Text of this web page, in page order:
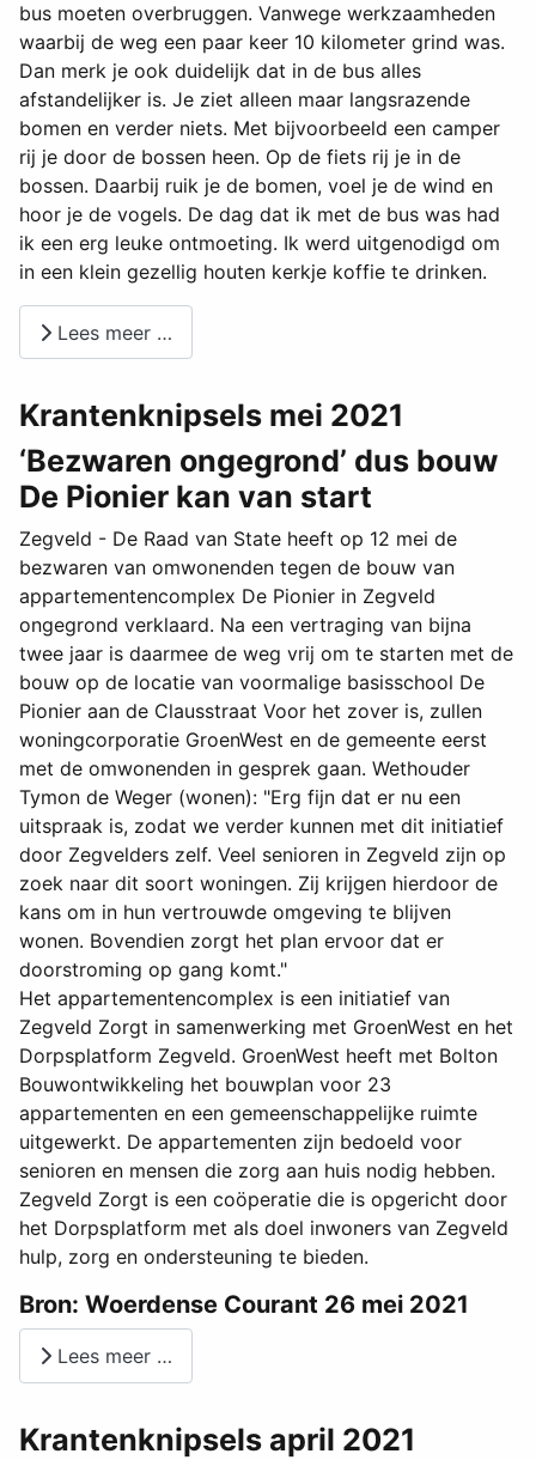
bus moeten overbruggen. Vanwege werkzaamheden
waarbij de weg een paar keer 10 kilometer grind was.
Dan merk je ook duidelijk dat in de bus alles
afstandelijker is. Je ziet alleen maar langsrazende
bomen en verder niets. Met bijvoorbeeld een camper
rij je door de bossen heen. Op de fiets rij je in de
bossen. Daarbij ruik je de bomen, voel je de wind en
hoor je de vogels. De dag dat ik met de bus was had
ik een erg leuke ontmoeting. Ik werd uitgenodigd om
in een klein gezellig houten kerkje koffie te drinken.
Lees meer …
Krantenknipsels mei 2021
‘Bezwaren ongegrond’ dus bouw
De Pionier kan van start
Zegveld - De Raad van State heeft op 12 mei de
bezwaren van omwonenden tegen de bouw van
appartementencomplex De Pionier in Zegveld
ongegrond verklaard. Na een vertraging van bijna
twee jaar is daarmee de weg vrij om te starten met de
bouw op de locatie van voormalige basisschool De
Pionier aan de Clausstraat Voor het zover is, zullen
woningcorporatie GroenWest en de gemeente eerst
met de omwonenden in gesprek gaan. Wethouder
Tymon de Weger (wonen): "Erg fijn dat er nu een
uitspraak is, zodat we verder kunnen met dit initiatief
door Zegvelders zelf. Veel senioren in Zegveld zijn op
zoek naar dit soort woningen. Zij krijgen hierdoor de
kans om in hun vertrouwde omgeving te blijven
wonen. Bovendien zorgt het plan ervoor dat er
doorstroming op gang komt."
Het appartementencomplex is een initiatief van
Zegveld Zorgt in samenwerking met GroenWest en het
Dorpsplatform Zegveld. GroenWest heeft met Bolton
Bouwontwikkeling het bouwplan voor 23
appartementen en een gemeenschappelijke ruimte
uitgewerkt. De appartementen zijn bedoeld voor
senioren en mensen die zorg aan huis nodig hebben.
Zegveld Zorgt is een coöperatie die is opgericht door
het Dorpsplatform met als doel inwoners van Zegveld
hulp, zorg en ondersteuning te bieden.
Bron: Woerdense Courant 26 mei 2021
Lees meer …
Krantenknipsels april 2021